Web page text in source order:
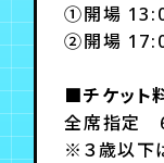
①開場
②開場
■チケット
全席指定
※３歳以下